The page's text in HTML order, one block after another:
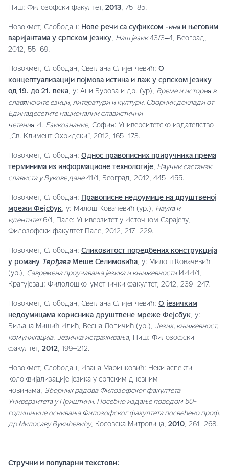
Ниш: Филозофски факултет, 2013, 75‒85.
Новокмет, Слободан: Нове речи са суфиксом -инаи његовим
варијантама у српском језику, Наш језик43/3‒4, Београд,
2012, 55‒69.
Новокмет, Слободан, Светлана Слијепчевић: О
концептуализацији појмова истина и лаж у српском језику
од 19. до 21. века, у: Ани Бурова и др. (ур), Време и история в
славянските езици, литератури и култури. Сборник доклади от
Единадесетите национални славистични
четения И. Езикознание, София: Университетско издателство
„Св. Климент Охридски“, 2012, 165–173.
Новокмет, Слободан: Однос правописних приручника према
терминима из информационе технологије, Научни састанак
слависта у Вукове дане41/1, Београд, 2012, 445–455.
Новокмет, Слободан:
Правописне недоумице на друштвеној
мрежи Фејсбук, у: Милош Ковачевић (ур.), Наука и
идентитет6/1, Пале: Универзитет у Источном Сарајеву,
Филозофски факултет Пале, 2012, 217–229.
Новокмет, Слободан: Сликовитост поредбених конструкција
у роману ТврђаваМеше Селимовића, у: Милош Ковачевић
(ур.), Савремена проучавања језика и књижевностиИИИ/1,
Крагујевац: Филолошко-уметнички факултет, 2012, 239–247.
Новокмет, Слободан, Светлана Слијепчевић: О језичким
недоумицама корисника друштвене мреже Фејсбук, у:
Биљана Мишић Илић, Весна Лопичић (ур.), Језик, књижевност,
комуникација. Језичка истраживања, Ниш: Филозофски
факултет, 2012, 199–212.
Новокмет, Слободан, Ивана Маринковић: Неки аспекти
колоквијализације језика у српским дневним
новинама, Зборник радова Филозофског факултета
Универзитета у Приштини. Посебно издање поводом 50-
годишњице оснивања Филозофског факултета посвећено проф.
др Милосаву Вукићевићу, Косовска Митровица, 2010, 261–268.
Стручни и популарни текстови: